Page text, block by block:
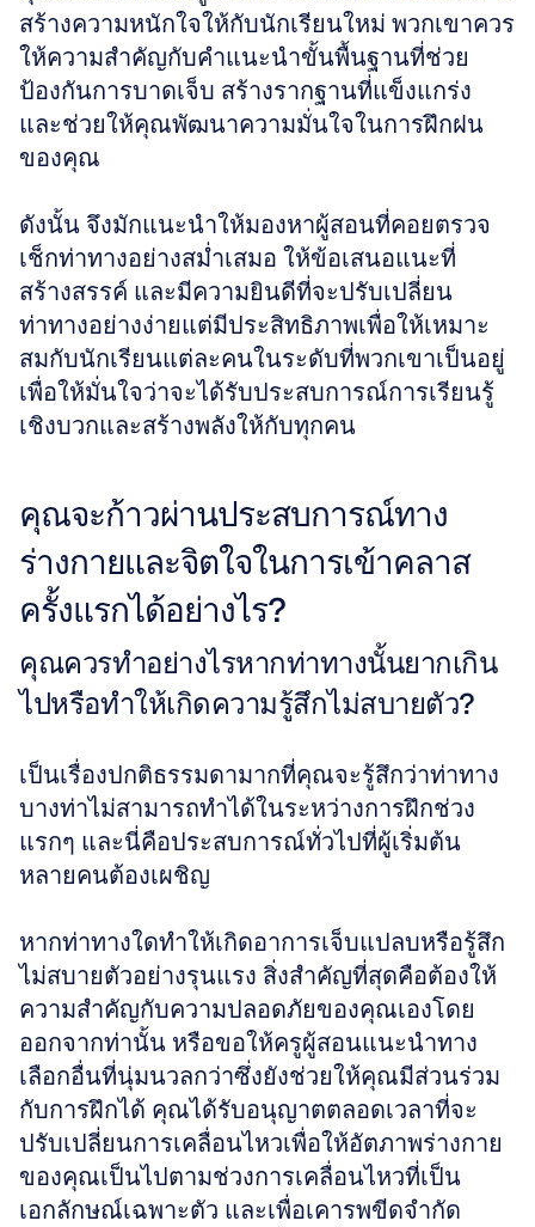
สร้างความหนักใจให้กับนักเรียนใหม่ พวกเขาควร
ให้ความสำคัญกับคำแนะนำขั้นพื้นฐานที่ช่วย
ป้องกันการบาดเจ็บ สร้างรากฐานที่แข็งแกร่ง
และช่วยให้คุณพัฒนาความมั่นใจในการฝึกฝน
ของคุณ
ดังนั้น จึงมักแนะนำให้มองหาผู้สอนที่คอยตรวจ
เช็กท่าทางอย่างสม่ำเสมอ ให้ข้อเสนอแนะที่
สร้างสรรค์ และมีความยินดีที่จะปรับเปลี่ยน
ท่าทางอย่างง่ายแต่มีประสิทธิภาพเพื่อให้เหมาะ
สมกับนักเรียนแต่ละคนในระดับที่พวกเขาเป็นอยู่
เพื่อให้มั่นใจว่าจะได้รับประสบการณ์การเรียนรู้
เชิงบวกและสร้างพลังให้กับทุกคน
คุณจะก้าวผ่านประสบการณ์ทาง
ร่างกายและจิตใจในการเข้าคลาส
ครั้งแรกได้อย่างไร?
คุณควรทำอย่างไรหากท่าทางนั้นยากเกิน
ไปหรือทำให้เกิดความรู้สึกไม่สบายตัว?
เป็นเรื่องปกติธรรมดามากที่คุณจะรู้สึกว่าท่าทาง
บางท่าไม่สามารถทำได้ในระหว่างการฝึกช่วง
แรกๆ และนี่คือประสบการณ์ทั่วไปที่ผู้เริ่มต้น
หลายคนต้องเผชิญ
หากท่าทางใดทำให้เกิดอาการเจ็บแปลบหรือรู้สึก
ไม่สบายตัวอย่างรุนแรง สิ่งสำคัญที่สุดคือต้องให้
ความสำคัญกับความปลอดภัยของคุณเองโดย
ออกจากท่านั้น หรือขอให้ครูผู้สอนแนะนำทาง
เลือกอื่นที่นุ่มนวลกว่าซึ่งยังช่วยให้คุณมีส่วนร่วม
กับการฝึกได้ คุณได้รับอนุญาตตลอดเวลาที่จะ
ปรับเปลี่ยนการเคลื่อนไหวเพื่อให้อัตภาพร่างกาย
ของคุณเป็นไปตามช่วงการเคลื่อนไหวที่เป็น
เอกลักษณ์เฉพาะตัว และเพื่อเคารพขีดจำกัด